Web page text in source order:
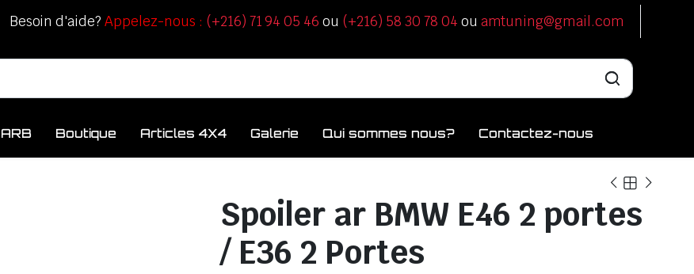
Besoin d'aide?Appelez-nous : (+216) 71 94 05 46 ou (+216) 58 30 78 04 ou amtuning@gmail.com
ARB Boutique Articles 4X4 Galerie Qui sommes nous? Contactez-nous
Spoiler ar BMW E46 2 portes
/ E36 2 Portes